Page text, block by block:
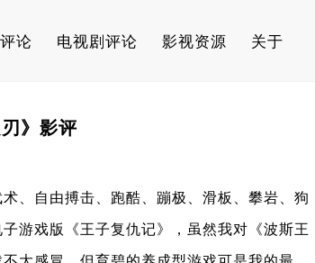
论 电视剧评论 影视资源 关于
刃》影评
、自由搏击、跑酷、蹦极、滑板、攀岩、狗
游戏版《王子复仇记》，虽然我对《波斯王